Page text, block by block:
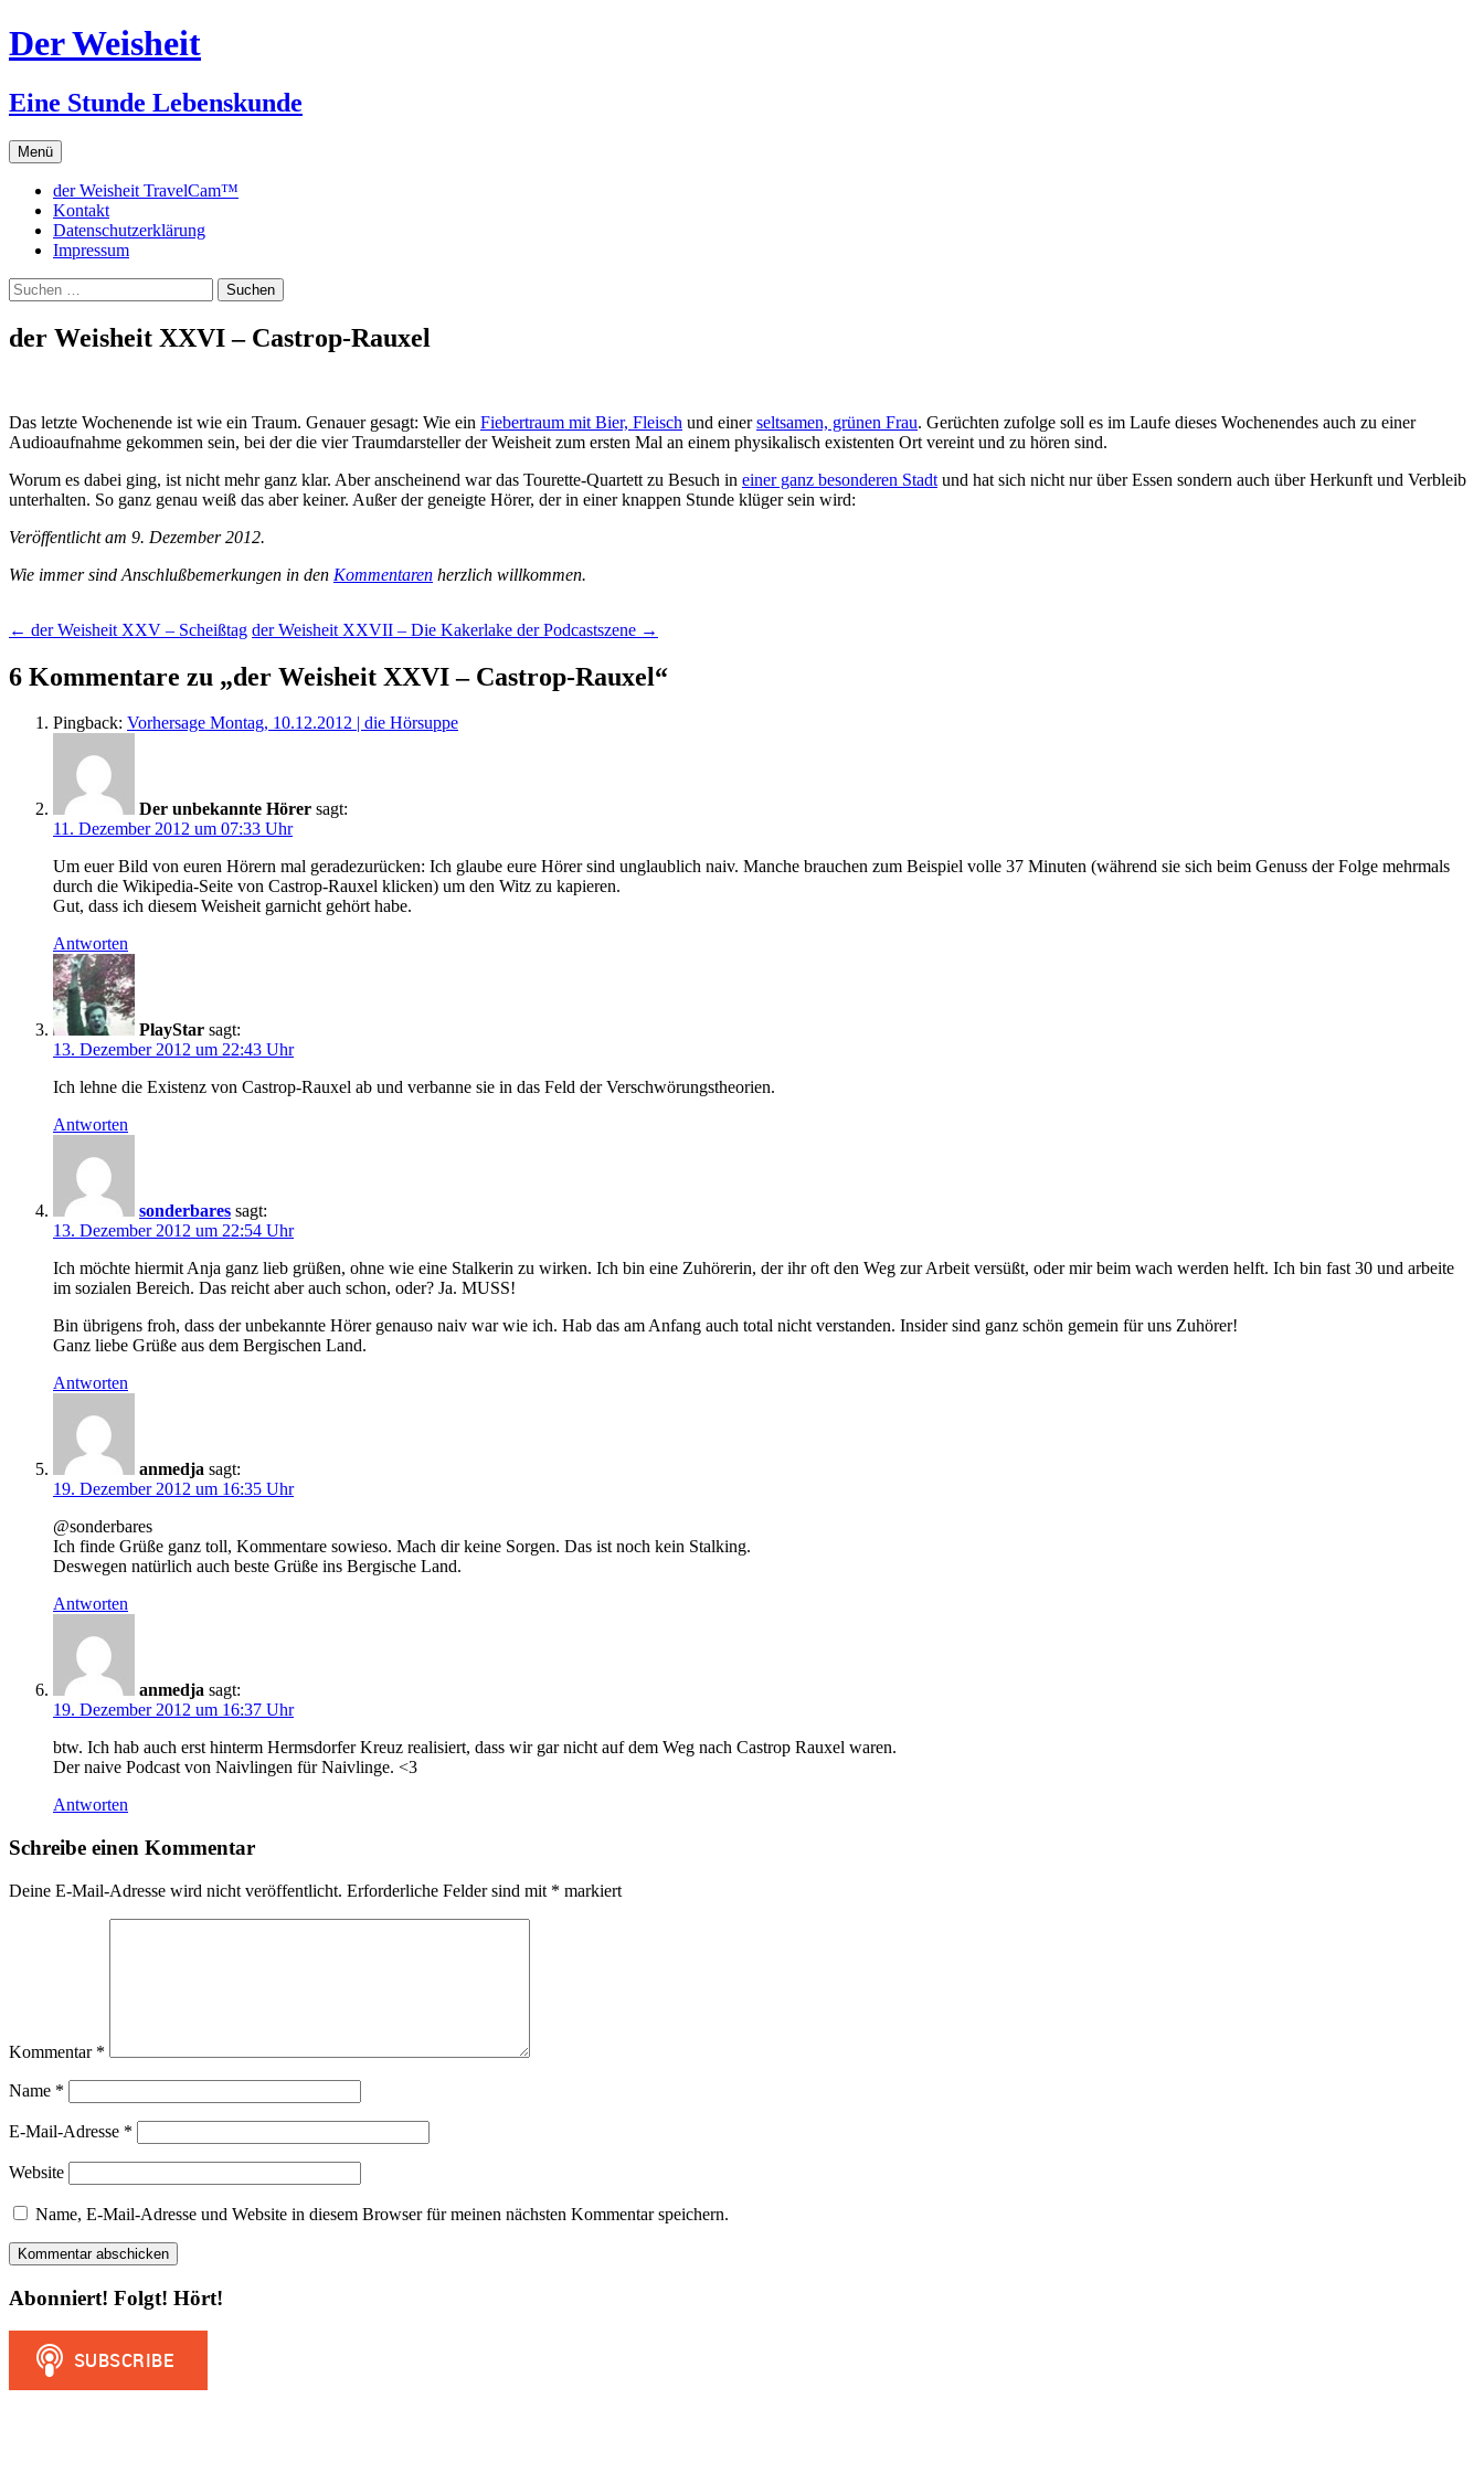
Zum
Inhalt
Der Weisheit
Eine Stunde Lebenskunde
Menü
der Weisheit TravelCam™
Kontakt
Datenschutzerklärung
Impressum
Suchen
nach:
der Weisheit XXVI – Castrop-Rauxel
Das letzte Wochenende ist wie ein Traum. Genauer gesagt: Wie ein Fiebertraum mit Bier, Fleisch und einerseltsamen, grünen Frau. Gerüchten zufolge soll es im Laufe dieses Wochenendes auch zu einer
Audioaufnahme gekommen sein, bei der die vier Traumdarsteller der Weisheit zum ersten Mal an einem physikalisch existenten Ort vereint und zu hören sind.
Worum es dabei ging, ist nicht mehr ganz klar. Aber anscheinend war das Tourette-Quartett zu Besuch in einer ganz besonderen Stadt und hat sich nicht nur über Essen sondern auch über Herkunft und Verbleib
unterhalten. So ganz genau weiß das aber keiner. Außer der geneigte Hörer, der in einer knappen Stunde klüger sein wird:
Veröffentlicht am 9. Dezember 2012.
Wie immer sind Anschlußbemerkungen in den Kommentaren herzlich willkommen.
Beitragsnavigation
← der Weisheit XXV – Scheißtag der Weisheit XXVII – Die Kakerlake der Podcastszene →
6 Kommentare zu „der Weisheit XXVI – Castrop-Rauxel“
Pingback: Vorhersage Montag, 10.12.2012 | die Hörsuppe
Der unbekannte Hörer sagt:
11. Dezember 2012 um 07:33 Uhr
Um euer Bild von euren Hörern mal geradezurücken: Ich glaube eure Hörer sind unglaublich naiv. Manche brauchen zum Beispiel volle 37 Minuten (während sie sich beim Genuss der Folge mehrmals
durch die Wikipedia-Seite von Castrop-Rauxel klicken) um den Witz zu kapieren.
Gut, dass ich diesem Weisheit garnicht gehört habe.
Antworten
PlayStar sagt:
13. Dezember 2012 um 22:43 Uhr
Ich lehne die Existenz von Castrop-Rauxel ab und verbanne sie in das Feld der Verschwörungstheorien.
Antworten
sonderbares sagt:
13. Dezember 2012 um 22:54 Uhr
Ich möchte hiermit Anja ganz lieb grüßen, ohne wie eine Stalkerin zu wirken. Ich bin eine Zuhörerin, der ihr oft den Weg zur Arbeit versüßt, oder mir beim wach werden helft. Ich bin fast 30 und arbeite
im sozialen Bereich. Das reicht aber auch schon, oder? Ja. MUSS!
Bin übrigens froh, dass der unbekannte Hörer genauso naiv war wie ich. Hab das am Anfang auch total nicht verstanden. Insider sind ganz schön gemein für uns Zuhörer!
Ganz liebe Grüße aus dem Bergischen Land.
Antworten
anmedja sagt:
19. Dezember 2012 um 16:35 Uhr
@sonderbares
Ich finde Grüße ganz toll, Kommentare sowieso. Mach dir keine Sorgen. Das ist noch kein Stalking.
Deswegen natürlich auch beste Grüße ins Bergische Land.
Antworten
anmedja sagt:
19. Dezember 2012 um 16:37 Uhr
btw. Ich hab auch erst hinterm Hermsdorfer Kreuz realisiert, dass wir gar nicht auf dem Weg nach Castrop Rauxel waren.
Der naive Podcast von Naivlingen für Naivlinge. <3
Antworten
Schreibe einen Kommentar
Deine E-Mail-Adresse wird nicht veröffentlicht. Erforderliche Felder sind mit * markiert
Kommentar *
Name *
E-Mail-Adresse *
Website
Name, E-Mail-Adresse und Website in diesem Browser für meinen nächsten Kommentar speichern.
Abonniert! Folgt! Hört!